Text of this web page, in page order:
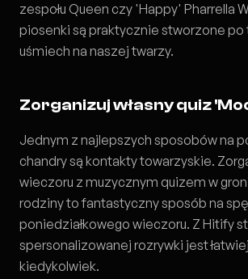
zespołu Queen czy 'Happy' Pharrella
piosenki są praktycznie stworzone po
uśmiech na naszej twarzy.
Zorganizuj własny quiz
Jednym z najlepszych sposobów na
chandry są kontakty towarzyskie.
wieczoru z muzycznym quizem w
rodziny to fantastyczny sposób na
poniedziałkowego wieczoru. Z Hitify
spersonalizowanej rozrywki jest
kiedykolwiek.